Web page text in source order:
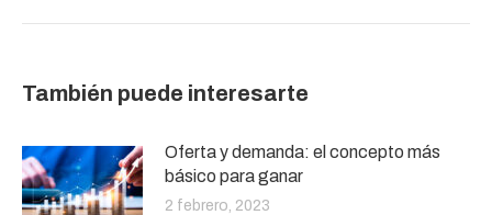
También puede interesarte
Oferta y demanda: el concepto más
básico para ganar
2 febrero, 2023